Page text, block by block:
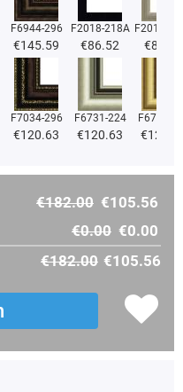
F6944-296
€145.59
F2018-218A
€86.52
F2018-
€86.52
F7034-296
€120.63
F6731-224
€120.63
F6731-
€
€182.00 €105.56
€0.00 €0.00
€182.00 €105.56